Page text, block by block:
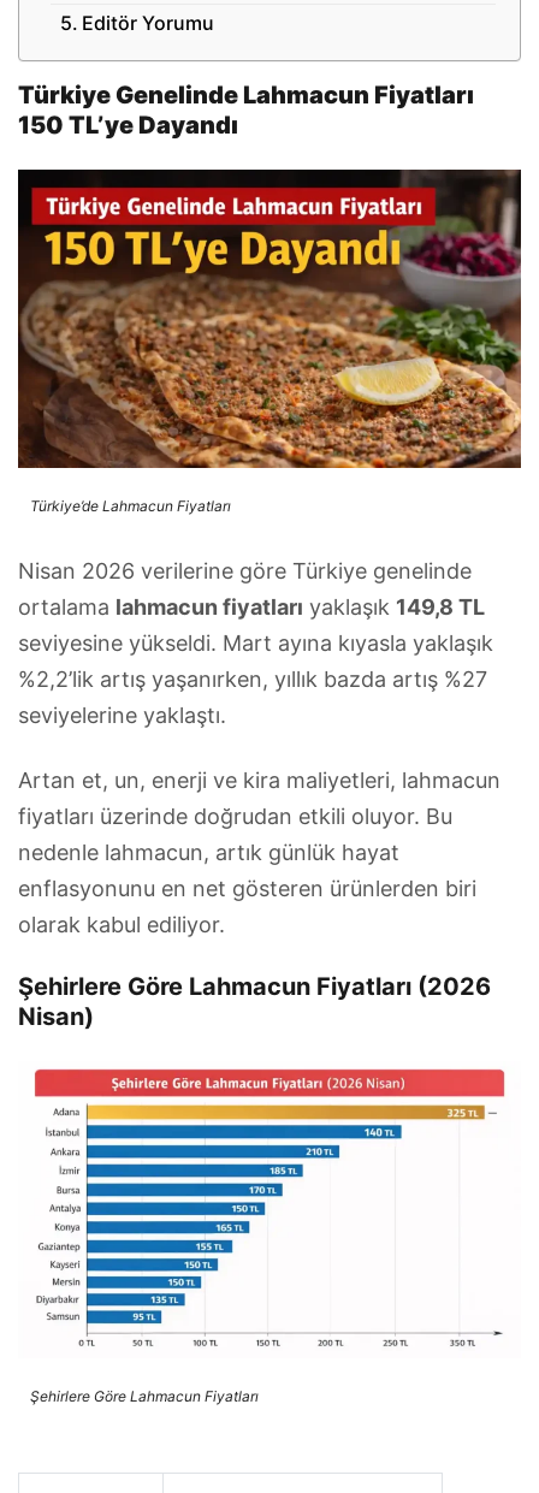
Editör Yorumu
Türkiye Genelinde Lahmacun Fiyatları
150 TL’ye Dayandı
Türkiye’de Lahmacun Fiyatları
Nisan 2026 verilerine göre Türkiye genelinde
ortalama lahmacun fiyatları yaklaşık 149,8 TL
seviyesine yükseldi. Mart ayına kıyasla yaklaşık
%2,2’lik artış yaşanırken, yıllık bazda artış %27
seviyelerine yaklaştı.
Artan et, un, enerji ve kira maliyetleri, lahmacun
fiyatları üzerinde doğrudan etkili oluyor. Bu
nedenle lahmacun, artık günlük hayat
enflasyonunu en net gösteren ürünlerden biri
olarak kabul ediliyor.
Şehirlere Göre Lahmacun Fiyatları (2026
Nisan)
Şehirlere Göre Lahmacun Fiyatları